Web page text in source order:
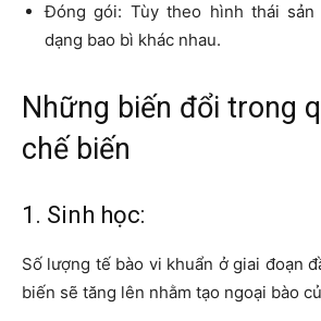
Đóng gói: Tùy theo hình thái sản
dạng bao bì khác nhau.
Những biến đổi trong
chế biến
1. Sinh học:
Số lượng tế bào vi khuẩn ở giai đoạn
biến sẽ tăng lên nhằm tạo ngoại bào